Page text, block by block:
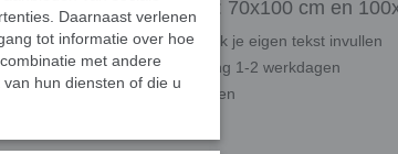
in twee formaten: 70x100 cm en
een meisje" maar je kan ook je eigen tekst invullen
3 werkdagen en spoedlevering 1-2 werkdagen
of zuignapjes voor het ophangen
Daarnaast verlenen
tot informatie over hoe
met andere
hun diensten of die u